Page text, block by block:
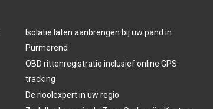
Isolatie laten aanbrengen bij uw pand in
Purmerend
OBD rittenregistratie inclusief online GPS
tracking
De rioolexpert in uw regio